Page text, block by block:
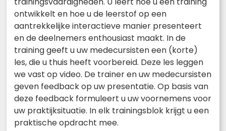
ontwikkelt en hoe u de leerstof op een
aantrekkelijke interactieve manier presenteert
en de deelnemers enthousiast maakt. In de
training geeft u uw medecursisten een (korte)
les, die u thuis heeft voorbereid. Deze les leggen
we vast op video. De trainer en uw medecursisten
geven feedback op uw presentatie. Op basis van
deze feedback formuleert u uw voornemens voor
uw praktijksituatie. In elk trainingsblok krijgt u een
praktische opdracht mee.